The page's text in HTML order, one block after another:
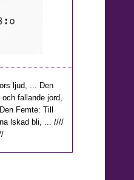
ljud, ... Den
fallande jord,
Femte: Till
lskad bli, ... ////